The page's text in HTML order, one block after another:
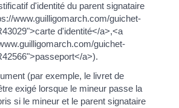
d'identité du parent signataire
www.guilligomarch.com/guichet-
d'identité</a>,<a
guichet-
a>).
(par exemple, le livret de
exigé lorsque le mineur passe la
si le mineur et le parent signataire